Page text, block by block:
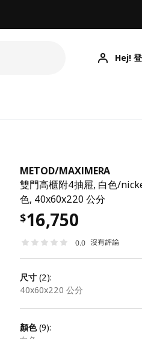
Hej!
METOD/MAXIMERA
雙門高櫃附4抽屜, 白色/
色, 40x60x220 公分
$16,750
0.0 沒有評論
尺寸 (2):
40x60x220 公分
顏色(9):